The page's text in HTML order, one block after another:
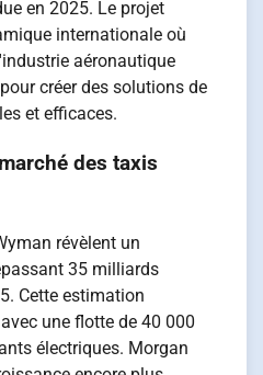
en 2025. Le projet
internationale où
aéronautique
créer des solutions de
et efficaces.
des taxis
révèlent un
35 milliards
Cette estimation
une flotte de 40 000
électriques. Morgan